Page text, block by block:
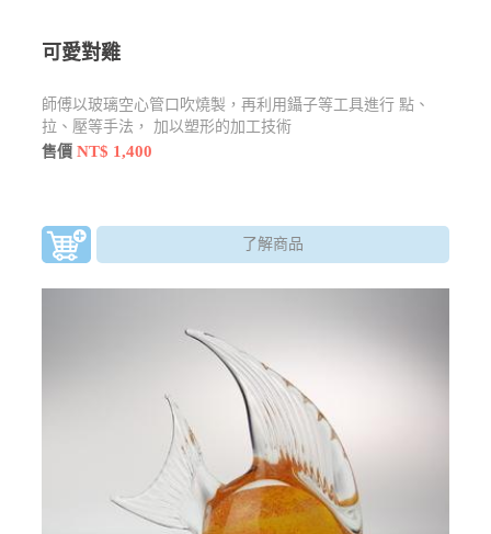
可愛對雞
師傅以玻璃空心管口吹燒製，再利用鑷子等工具進行 點、
拉、壓等手法， 加以塑形的加工技術
售價NT$ 1,400
了解商品